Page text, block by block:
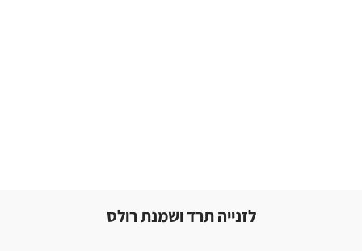
לזנייה תרד ושמנת רולס